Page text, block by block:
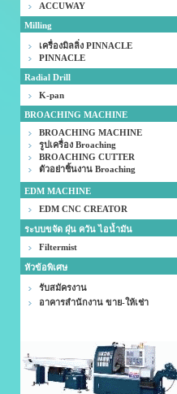
ACCUWAY
Milling
เครื่องมิลลิ่ง PINNACLE
PINNACLE
Radial Drill
K-pan
BROACHING MACHINE
BROACHING MACHINE
รูปเครื่อง Broaching
BROACHING CUTTER
ตัวอย่าชิ้นงาน Broaching
EDM MACHINE
EDM CNC CREATOR
ระบบขจัด ฝุ่น ควัน ไอน้ำมัน
Filtermist
หัวข้อพิเศษ
รับสมัครงาน
อาคารสำนักงาน ขาย-ให้เช่า